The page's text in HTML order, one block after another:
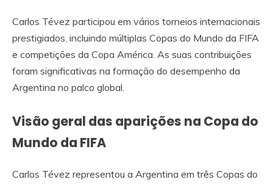
Carlos Tévez participou em vários torneios internacionais
prestigiados, incluindo múltiplas Copas do Mundo da FIFA
e competições da Copa América. As suas contribuições
foram significativas na formação do desempenho da
Argentina no palco global.
Visão geral das aparições na Copa do
Mundo da FIFA
Carlos Tévez representou a Argentina em três Copas do